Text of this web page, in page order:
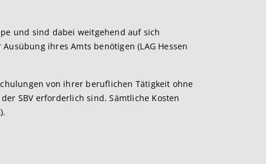
und sind dabei weitgehend auf sich
ihres Amts benötigen (LAG Hessen
von ihrer beruflichen Tätigkeit ohne
SBV erforderlich sind. Sämtliche Kosten